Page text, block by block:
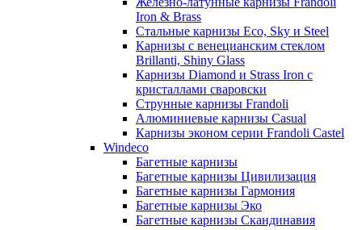
Iron & Brass
Стальные карнизы Eco, Sky и Steel
Карнизы с венецианским стеклом
Brillanti, Shiny Glass
Карнизы Diamond и Strass Iron с
кристаллами сваровски
Струнные карнизы Frandoli
Алюминиевые карнизы Casual
Карнизы эконом серии Frandoli Castel
Windeco
Багетные карнизы
Багетные карнизы Цивилизация
Багетные карнизы Гармония
Багетные карнизы Эко
Багетные карнизы Скандинавия